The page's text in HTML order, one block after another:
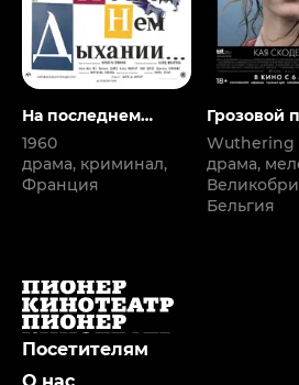
На последнем
дыхании
1960
драма, криминал,
Франция
Грозовой
Wuthering
2011
драма,
Бельгия
Посетителям